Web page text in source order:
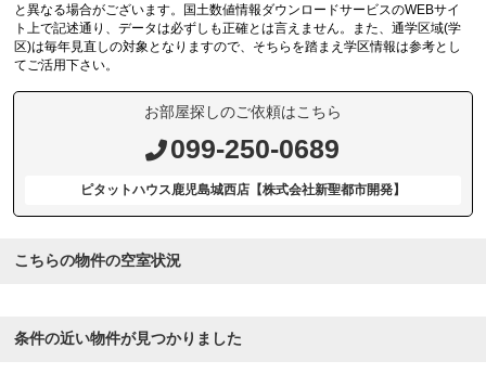
と異なる場合がございます。国土数値情報ダウンロードサービスのWEBサイ
ト上で記述通り、データは必ずしも正確とは言えません。また、通学区域(学
区)は毎年見直しの対象となりますので、そちらを踏まえ学区情報は参考とし
てご活用下さい。
お部屋探しのご依頼はこちら
099-250-0689
ピタットハウス鹿児島城西店【株式会社新聖都市開発】
こちらの物件の空室状況
条件の近い物件が見つかりました